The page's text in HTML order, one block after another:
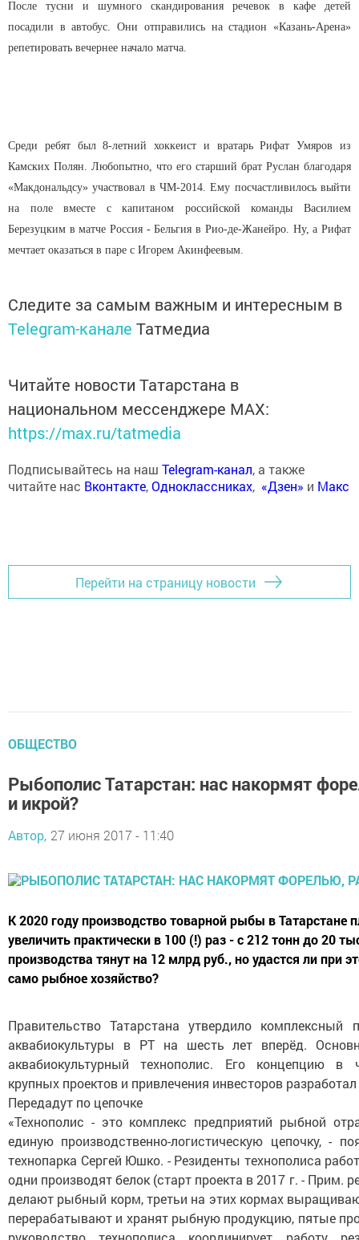
После тусни и шумного скандирования речевок в кафе детей
посадили в автобус. Они отправились на стадион «Казань-Арена»
репетировать вечернее начало матча.
Среди ребят был 8-летний хоккеист и вратарь Рифат Умяров из
Камских Полян. Любопытно, что его старший брат Руслан благодаря
«Макдональдсу» участвовал в ЧМ-2014. Ему посчастливилось выйти
на поле вместе с капитаном российской команды Василием
Березуцким в матче Россия - Бельгия в Рио-де-Жанейро. Ну, а Рифат
мечтает оказаться в паре с Игорем Акинфеевым.
Следите за самым важным и интересным в
Telegram-канале Татмедиа
Читайте новости Татарстана в
национальном мессенджере MАХ:
https://max.ru/tatmedia
Подписывайтесь на наш Telegram-канал, а также
читайте нас Вконтакте,Одноклассниках, «Дзен» и Макс
Перейти на страницу новости
ОБЩЕСТВО
Рыбополис Татарстан: нас накормят
и икрой?
Автор, 27 июня 2017 - 11:40
К 2020 году производство товарной рыбы в Татарстане
увеличить практически в 100 (!) раз - с 212 тонн до 20
производства тянут на 12 млрд руб., но удастся ли при
само рыбное хозяйство?
Правительство Татарстана утвердило комплексный
аквабиокультуры в РТ на шесть лет вперёд.
аквабиокультурный технополис. Его концепцию в
крупных проектов и привлечения инвесторов
Передадут по цепочке
«Технополис - это комплекс предприятий рыбной
единую производственно-логистическую цепочку, -
технопарка Сергей Юшко. - Резиденты технополиса
одни производят белок (старт проекта в 2017 г. - Прим.
делают рыбный корм, третьи на этих кормах
перерабатывают и хранят рыбную продукцию, пятые